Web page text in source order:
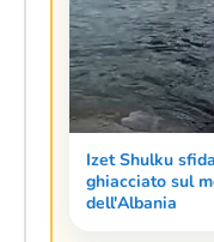
Izet Shulku
ghiacciato sul
dell'Albania